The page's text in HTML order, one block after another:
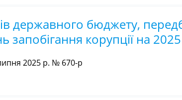
державного бюджету,
запобігання корупції на 2025
2025 р. № 670-р